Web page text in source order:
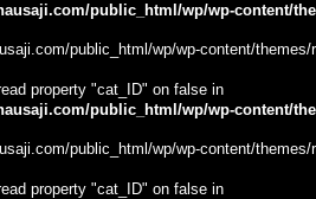
public_html/wp/wp-content/
public_html/wp/wp-content/
property "cat_ID" on false in
public_html/wp/wp-content/
public_html/wp/wp-content/
property "cat_ID" on false in